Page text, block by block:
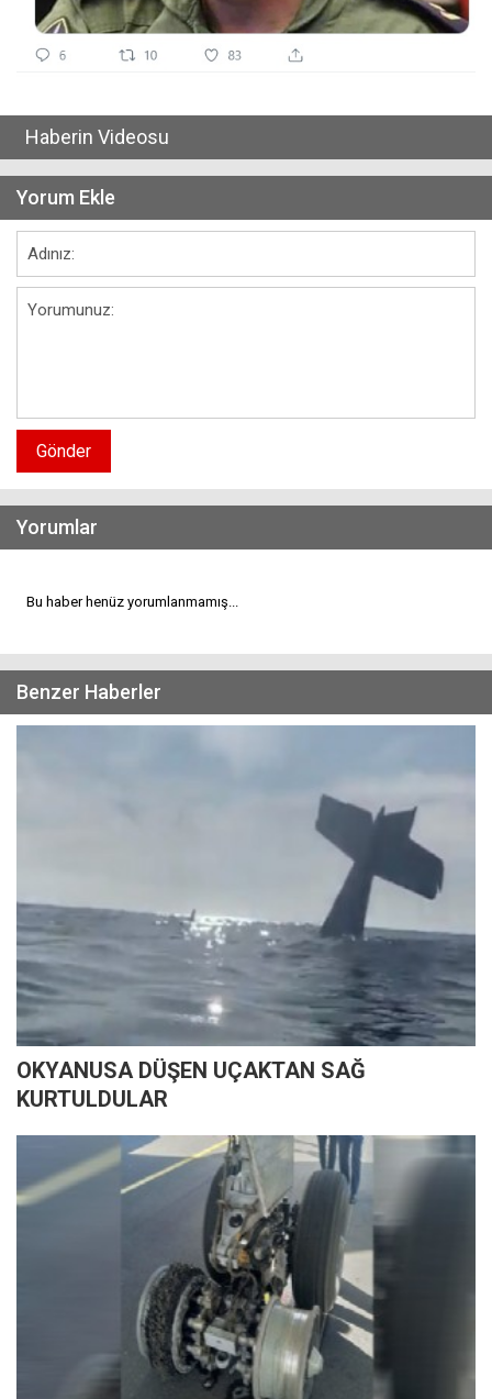
Haberin Videosu
Yorum Ekle
Gönder
Yorumlar
Bu haber henüz yorumlanmamış...
Benzer Haberler
OKYANUSA DÜŞEN UÇAKTAN SAĞ
KURTULDULAR